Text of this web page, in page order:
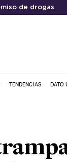
de drogas
TENDENCIAS DATO